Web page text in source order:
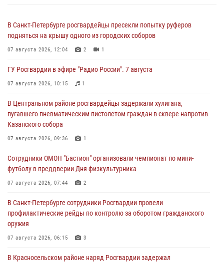
В Санкт-Петербурге росгвардейцы пресекли попытку руферов
подняться на крышу одного из городских соборов
07 августа 2026, 12:04 2 1
ГУ Росгвардии в эфире "Радио России". 7 августа
07 августа 2026, 10:15 1
В Центральном районе росгвардейцы задержали хулигана,
пугавшего пневматическим пистолетом граждан в сквере напротив
Казанского собора
07 августа 2026, 09:36 1
Сотрудники ОМОН "Бастион" организовали чемпионат по мини-
футболу в преддверии Дня физкультурника
07 августа 2026, 07:44 2
В Санкт-Петербурге сотрудники Росгвардии провели
профилактические рейды по контролю за оборотом гражданского
оружия
07 августа 2026, 06:15 3
В Красносельском районе наряд Росгвардии задержал